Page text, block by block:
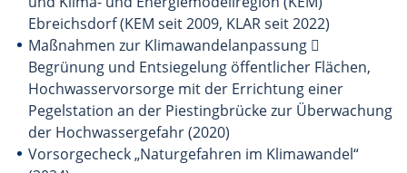
Ebreichsdorf (KEM seit 2009, KLAR seit 2022)
Maßnahmen zur Klimawandelanpassung 
Begrünung und Entsiegelung öffentlicher Flächen,
Hochwasservorsorge mit der Errichtung einer
Pegelstation an der Piestingbrücke zur Überwachung
der Hochwassergefahr (2020)
Vorsorgecheck „Naturgefahren im Klimawandel“